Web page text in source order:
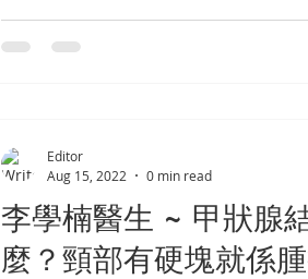
李學楠醫生 ~ 甲狀腺
麼？頸部有硬塊就係
Editor
Aug 15, 2022
0 min read